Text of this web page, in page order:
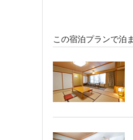
この宿泊プランで泊